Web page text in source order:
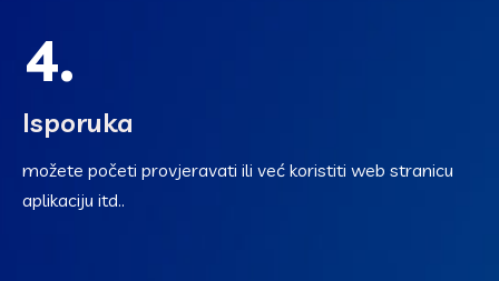
4.
Isporuka
možete početi provjeravati ili već koristiti web stranicu
aplikaciju itd..